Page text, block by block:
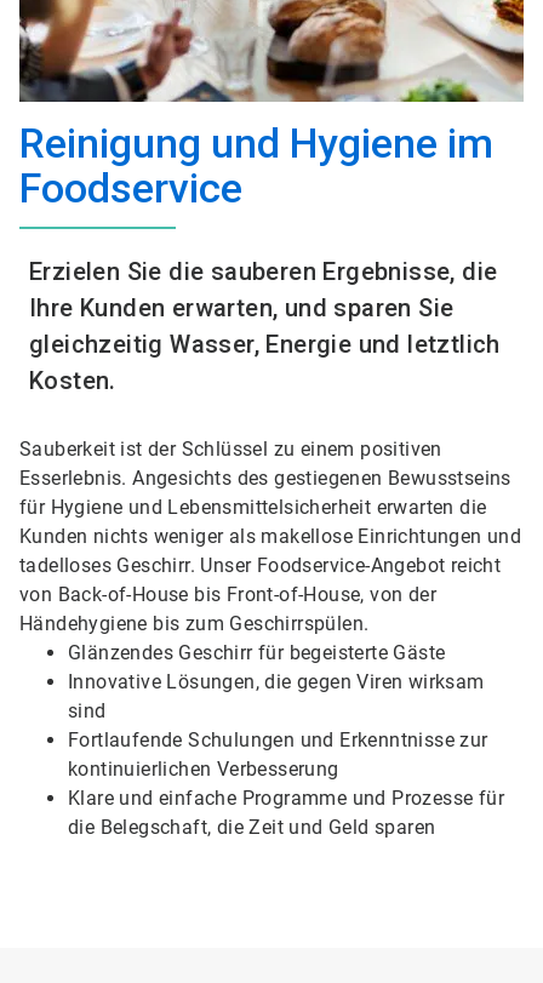
Reinigung und Hygiene im
Foodservice
Erzielen Sie die sauberen Ergebnisse, die
Ihre Kunden erwarten, und sparen Sie
gleichzeitig Wasser, Energie und letztlich
Kosten.
Sauberkeit ist der Schlüssel zu einem positiven
Esserlebnis. Angesichts des gestiegenen Bewusstseins
für Hygiene und Lebensmittelsicherheit erwarten die
Kunden nichts weniger als makellose Einrichtungen und
tadelloses Geschirr. Unser Foodservice-Angebot reicht
von Back-of-House bis Front-of-House, von der
Händehygiene bis zum Geschirrspülen.
Glänzendes Geschirr für begeisterte Gäste
Innovative Lösungen, die gegen Viren wirksam
sind
Fortlaufende Schulungen und Erkenntnisse zur
kontinuierlichen Verbesserung
Klare und einfache Programme und Prozesse für
die Belegschaft, die Zeit und Geld sparen